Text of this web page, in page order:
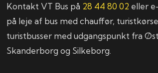
Kontakt VT Bus på 28 44 80 02 eller
på leje af bus med chauffør,
turistbusser med udgangspunkt fra
Skanderborg og Silkeborg.